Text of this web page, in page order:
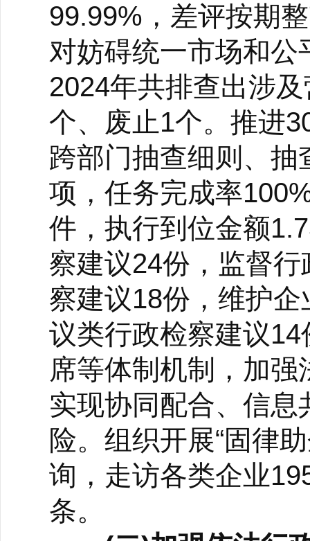
99.99%，差评按期
对妨碍统一市场和
2024年共排查出涉
个、废止1个。推进
跨部门抽查细则、
项，任务完成率
件，执行到位金额
察建议24份，监督
察建议18份，维护
议类行政检察建议
席等体制机制，加
实现协同配合、信
险。组织开展“固律
询，走访各类企业
条。